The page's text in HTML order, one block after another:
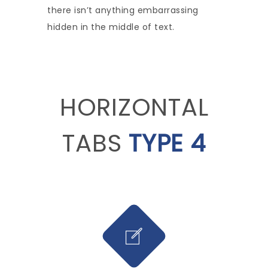
there isn’t anything embarrassing
hidden in the middle of text.
HORIZONTAL
TABS TYPE 4